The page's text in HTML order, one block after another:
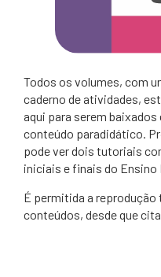
Todos os volumes, com
caderno de atividades,
aqui para serem baixados
conteúdo paradidático.
pode ver dois tutoriais
iniciais e finais do Ensino
É permitida a
conteúdos, desde que